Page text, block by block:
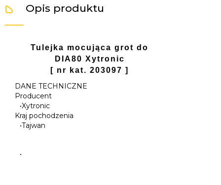
Opis produktu
Tulejka mocująca grot do
DIA80 Xytronic
[ nr kat. 203097 ]
DANE TECHNICZNE
Producent
•Xytronic
Kraj pochodzenia
•Tajwan
•